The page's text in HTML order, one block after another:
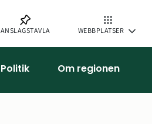
ANSLAGSTAVLA WEBBPLATSER
Politik Om regionen